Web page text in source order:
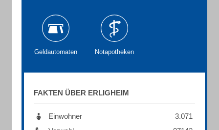
Geldautomaten Notapotheken
FAKTEN ÜBER ERLIGHEIM
Einwohner
3.071